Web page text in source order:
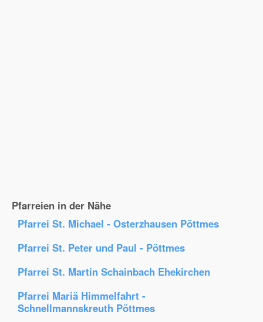
Pfarreien in der Nähe
Pfarrei St. Michael - Osterzhausen Pöttmes
Pfarrei St. Peter und Paul - Pöttmes
Pfarrei St. Martin Schainbach Ehekirchen
Pfarrei Mariä Himmelfahrt -
Schnellmannskreuth Pöttmes